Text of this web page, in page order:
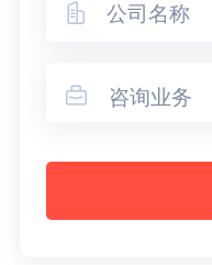

 咨询业务